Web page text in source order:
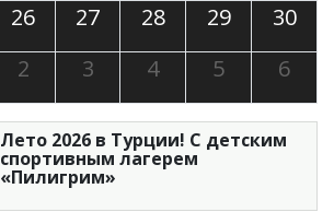
26 27 28 29
30
2 3 4 5 6
Лето 2026 в Турции! С детским
спортивным лагерем
«Пилигрим»